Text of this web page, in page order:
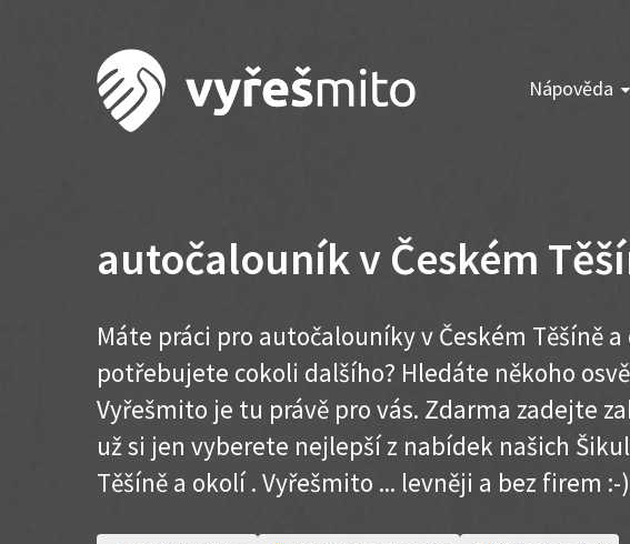
Nápověda
autočalouník v Českém
Máte práci pro autočalouníky v Českém Těšíně a
potřebujete cokoli dalšího? Hledáte někoho
Vyřešmito je tu právě pro vás. Zdarma zadejte
už si jen vyberete nejlepší z nabídek našich
Těšíně a okolí . Vyřešmito ... levněji a bez firem :-)